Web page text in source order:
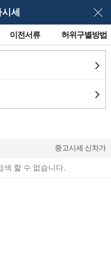
세
이전서류 허위구별방법
중고시세 신차가
색 할 수 없습니다.